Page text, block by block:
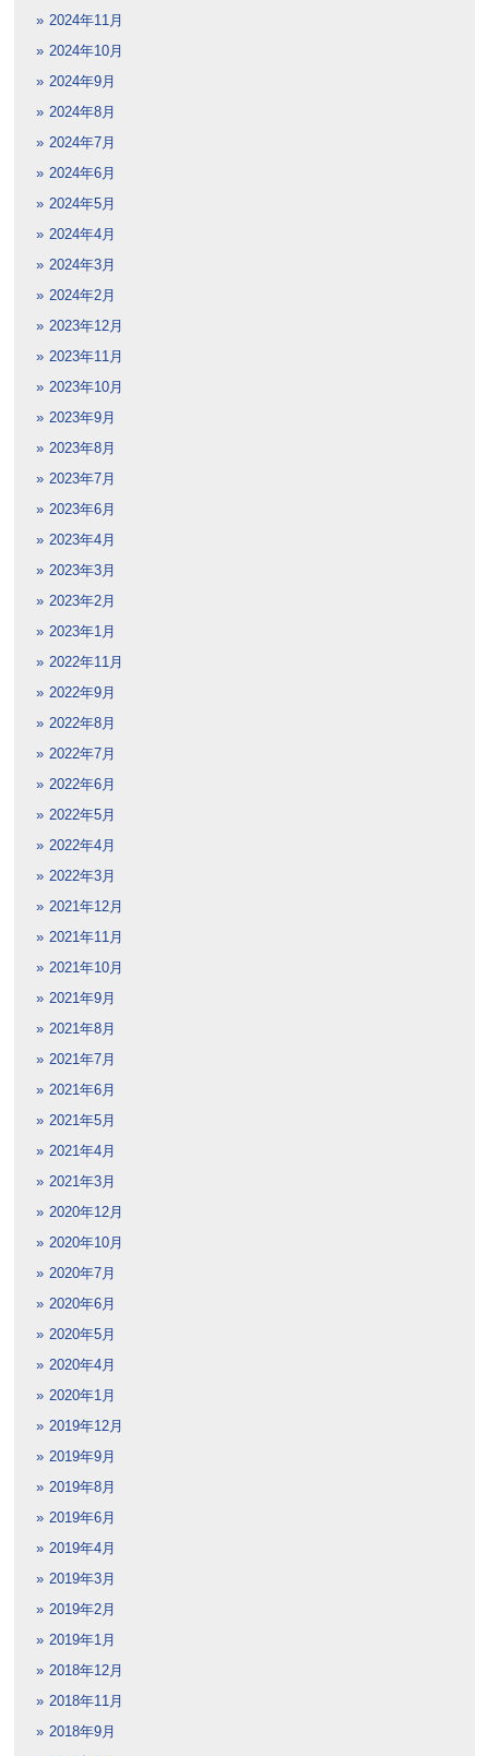
2024年11月
2024年10月
2024年9月
2024年8月
2024年7月
2024年6月
2024年5月
2024年4月
2024年3月
2024年2月
2023年12月
2023年11月
2023年10月
2023年9月
2023年8月
2023年7月
2023年6月
2023年4月
2023年3月
2023年2月
2023年1月
2022年11月
2022年9月
2022年8月
2022年7月
2022年6月
2022年5月
2022年4月
2022年3月
2021年12月
2021年11月
2021年10月
2021年9月
2021年8月
2021年7月
2021年6月
2021年5月
2021年4月
2021年3月
2020年12月
2020年10月
2020年7月
2020年6月
2020年5月
2020年4月
2020年1月
2019年12月
2019年9月
2019年8月
2019年6月
2019年4月
2019年3月
2019年2月
2019年1月
2018年12月
2018年11月
2018年9月